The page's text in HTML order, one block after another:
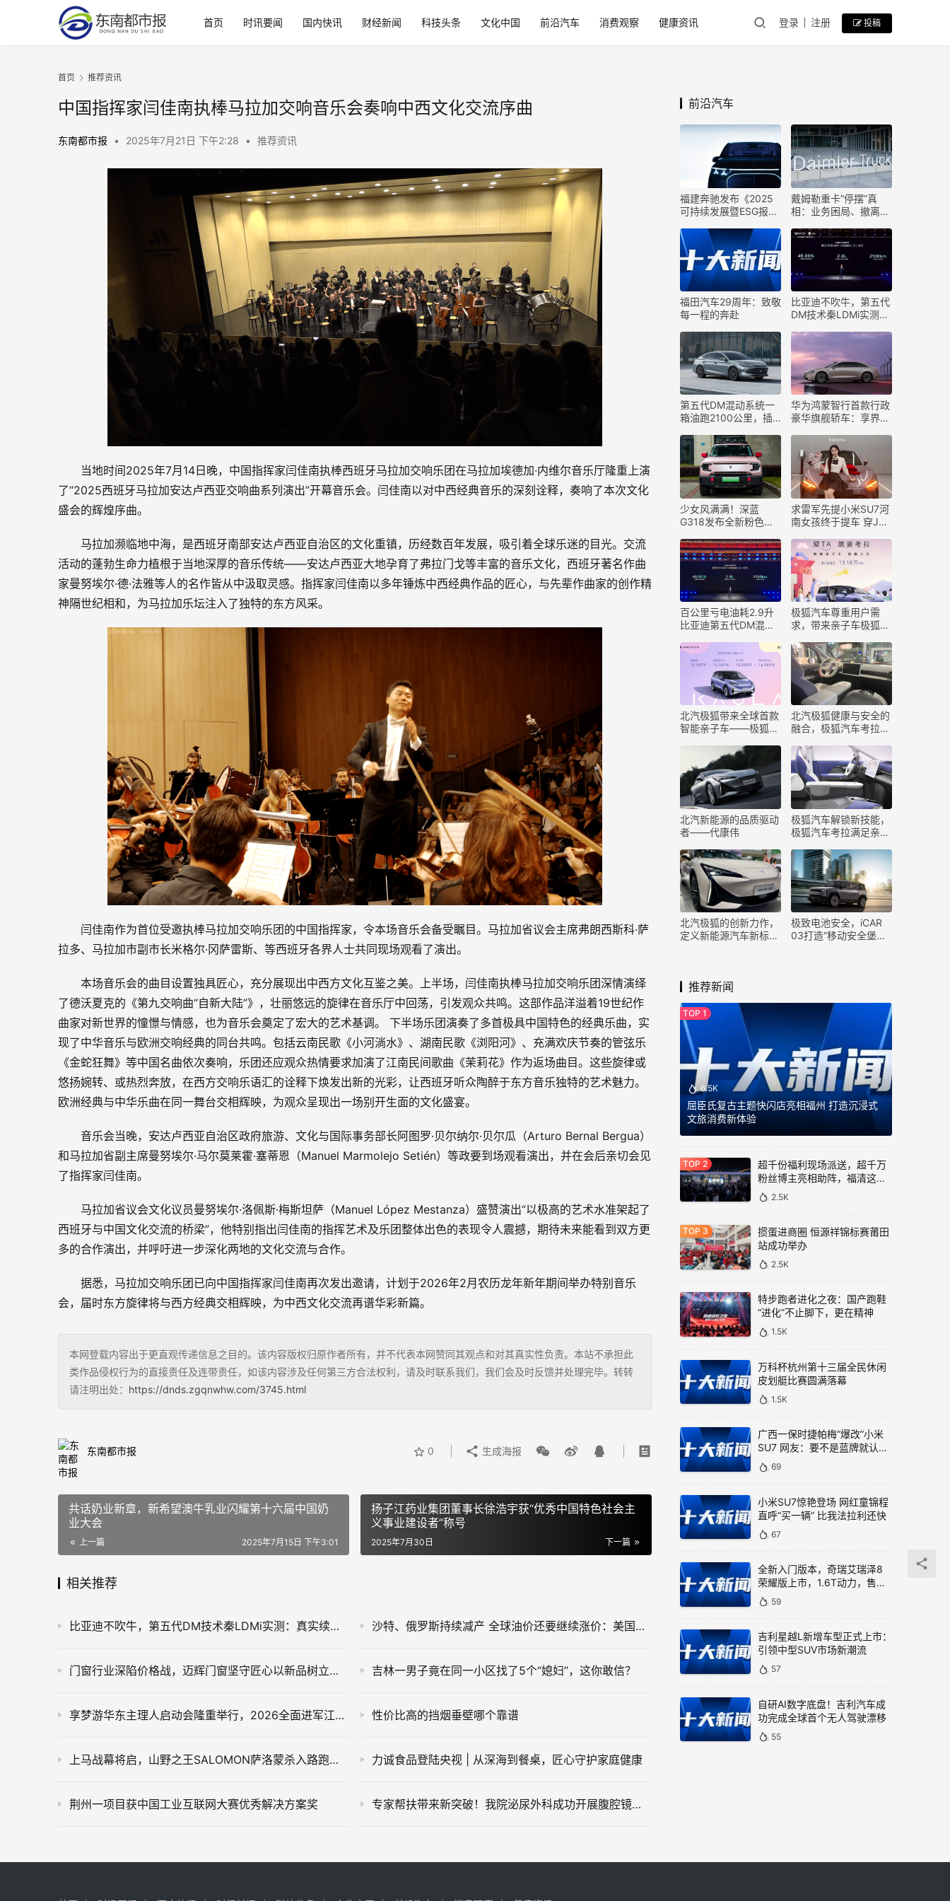
首页 时讯要闻 国内快讯 财经新闻 科技头条 文化中国 前沿汽车 消费观察 健康资讯 登录 注册 投稿
首页 推荐资讯
中国指挥家闫佳南执棒马拉加交响音乐会奏响中西文化交流序曲
东南都市报 • 2025年7月21日 下午2:28 • 推荐资讯
当地时间2025年7月14日晚，中国指挥家闫佳南执棒西班牙马拉加交响乐团在马拉加埃德加·内维尔音乐厅隆重上演
了“2025西班牙马拉加安达卢西亚交响曲系列演出”开幕音乐会。闫佳南以对中西经典音乐的深刻诠释，奏响了本次文化
盛会的辉煌序曲。
马拉加濒临地中海，是西班牙南部安达卢西亚自治区的文化重镇，历经数百年发展，吸引着全球乐迷的目光。交流
活动的蓬勃生命力植根于当地深厚的音乐传统——安达卢西亚大地孕育了弗拉门戈等丰富的音乐文化，西班牙著名作曲
家曼努埃尔·德·法雅等人的名作皆从中汲取灵感。指挥家闫佳南以多年锤炼中西经典作品的匠心，与先辈作曲家的创作精
神隔世纪相和，为马拉加乐坛注入了独特的东方风采。
闫佳南作为首位受邀执棒马拉加交响乐团的中国指挥家，令本场音乐会备受瞩目。马拉加省议会主席弗朗西斯科·萨
拉多、马拉加市副市长米格尔·冈萨雷斯、等西班牙各界人士共同现场观看了演出。
本场音乐会的曲目设置独具匠心，充分展现出中西方文化互鉴之美。上半场，闫佳南执棒马拉加交响乐团深情演绎
了德沃夏克的《第九交响曲“自新大陆”》，壮丽悠远的旋律在音乐厅中回荡，引发观众共鸣。这部作品洋溢着19世纪作
曲家对新世界的憧憬与情感，也为音乐会奠定了宏大的艺术基调。 下半场乐团演奏了多首极具中国特色的经典乐曲，实
现了中华音乐与欧洲交响经典的同台共鸣。包括云南民歌《小河淌水》、湖南民歌《浏阳河》、充满欢庆节奏的管弦乐
《金蛇狂舞》等中国名曲依次奏响，乐团还应观众热情要求加演了江南民间歌曲《茉莉花》作为返场曲目。这些旋律或
悠扬婉转、或热烈奔放，在西方交响乐语汇的诠释下焕发出新的光彩，让西班牙听众陶醉于东方音乐独特的艺术魅力。
欧洲经典与中华乐曲在同一舞台交相辉映，为观众呈现出一场别开生面的文化盛宴。
音乐会当晚，安达卢西亚自治区政府旅游、文化与国际事务部长阿图罗·贝尔纳尔·贝尔瓜（Arturo Bernal Bergua）
和马拉加省副主席曼努埃尔·马尔莫莱霍·塞蒂恩（Manuel Marmolejo Setién）等政要到场观看演出，并在会后亲切会见
了指挥家闫佳南。
马拉加省议会文化议员曼努埃尔·洛佩斯·梅斯坦萨（Manuel López Mestanza）盛赞演出“以极高的艺术水准架起了
西班牙与中国文化交流的桥梁”，他特别指出闫佳南的指挥艺术及乐团整体出色的表现令人震撼，期待未来能看到双方更
多的合作演出，并呼吁进一步深化两地的文化交流与合作。
据悉，马拉加交响乐团已向中国指挥家闫佳南再次发出邀请，计划于2026年2月农历龙年新年期间举办特别音乐
会，届时东方旋律将与西方经典交相辉映，为中西文化交流再谱华彩新篇。
本网登载内容出于更直观传递信息之目的。该内容版权归原作者所有，并不代表本网赞同其观点和对其真实性负责。本站不承担此
类作品侵权行为的直接责任及连带责任，如该内容涉及任何第三方合法权利，请及时联系我们，我们会及时反馈并处理完毕。转转
请注明出处： https://dnds.zgqnwhw.com/3745.html
东南都市报 0 生成海报
共话奶业新章，新希望澳牛乳业闪耀第十六届中国奶
业大会
上一篇 2025年7月15日 下午3:01
扬子江药业集团董事长徐浩宇获“优秀中国特色社会主
义事业建设者”称号
下一篇
2025年7月30日
相关推荐
比亚迪不吹牛，第五代DM技术秦LDMi实测：真实续航1977km 沙特、俄罗斯持续减产 全球油价还要继续涨价：美国等也撑不住了
门窗行业深陷价格战，迈辉门窗坚守匠心以新品树立标杆 吉林一男子竟在同一小区找了5个“媳妇”，这你敢信？
享梦游华东主理人启动会隆重举行，2026全面进军江浙沪皖市场 性价比高的挡烟垂壁哪个靠谱
上马战幕将启，山野之王SALOMON萨洛蒙杀入路跑战局 力诚食品登陆央视 | 从深海到餐桌，匠心守护家庭健康
荆州一项目获中国工业互联网大赛优秀解决方案奖 专家帮扶带来新突破！我院泌尿外科成功开展腹腔镜下左肾上腺切除术
前沿汽车
福建奔驰发布《2025
可持续发展暨ESG报
戴姆勒重卡“停摆”真
相：业务困局、撤离传
题
福田汽车29周年：致敬
每一程的奔赴
比亚迪不吹牛，第五代
DM技术秦LDMi实测：
第五代DM混动系统一
箱油跑2100公里，插
已分
华为鸿蒙智行首款行政
豪华旗舰轿车：享界
少女风满满！深蓝
G318发布全新粉色车
求雷军先提小米SU7河
南女孩终于提车 穿JK
百公里亏电油耗2.9升
比亚迪第五代DM混动
​极狐汽车尊重用户需
求，带来亲子车极狐汽
​北汽极狐带来全球首款
智能亲子车——极狐汽
​北汽极狐健康与安全的
融合，极狐汽车考拉来
​北汽新能源的品质驱动
者——代康伟
​极狐汽车解锁新技能，
极狐汽车考拉满足亲子
​北汽极狐的创新力作，
定义新能源汽车新标
极致电池安全，iCAR
03打造“移动安全堡垒”
推荐新闻
6.5K
屈臣氏复古主题快闪店亮相福州 打造沉浸式
文旅消费新体验
超千份福利现场派送，超千万
粉丝博主亮相助阵，福清这里
人气爆棚！
2.5K
掼蛋进商圈 恒源祥锦标赛莆田
站成功举办
2.5K
特步跑者进化之夜：国产跑鞋
“进化”不止脚下，更在精神
1.5K
万科杯杭州第十三届全民休闲
皮划艇比赛圆满落幕
1.5K
广西一保时捷帕梅“爆改”小米
SU7 网友：要不是蓝牌就认错
了
69
小米SU7惊艳登场 网红童锦程
直呼“买一辆” 比我法拉利还快
67
全新入门版本，奇瑞艾瑞泽8
荣耀版上市，1.6T动力，售价
9.99万元
59
吉利星越L新增车型正式上市：
引领中型SUV市场新潮流
57
自研AI数字底盘！吉利汽车成
功完成全球首个无人驾驶漂移
55